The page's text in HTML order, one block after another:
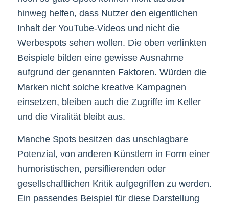
hinweg helfen, dass Nutzer den eigentlichen
Inhalt der YouTube-Videos und nicht die
Werbespots sehen wollen. Die oben verlinkten
Beispiele bilden eine gewisse Ausnahme
aufgrund der genannten Faktoren. Würden die
Marken nicht solche kreative Kampagnen
einsetzen, bleiben auch die Zugriffe im Keller
und die Viralität bleibt aus.
Manche Spots besitzen das unschlagbare
Potenzial, von anderen Künstlern in Form einer
humoristischen, persiflierenden oder
gesellschaftlichen Kritik aufgegriffen zu werden.
Ein passendes Beispiel für diese Darstellung